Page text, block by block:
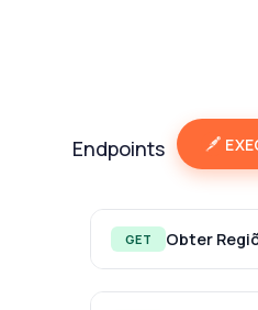
Endpoints
GET Obter